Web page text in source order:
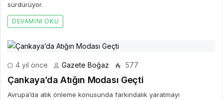
sürdürüyor.
DEVAMINI OKU
4 yıl önce Gazete Boğaz 577
Çankaya’da Atığın Modası Geçti
Avrupa’da atık önleme konusunda farkındalık yaratmayı